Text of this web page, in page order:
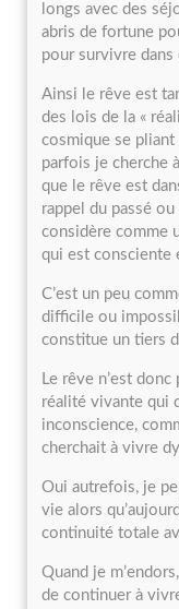
longs avec des
abris de fortune
pour survivre
Ainsi le rêve est
des lois de la «
cosmique se
parfois je cherche
que le rêve est
rappel du passé
considère comme
qui est consciente
C’est un peu
difficile ou
constitue un tiers
Le rêve n’est
réalité vivante qui
inconscience,
cherchait à vivre
Oui autrefois, je
vie alors
continuité totale
Quand je
de continuer à